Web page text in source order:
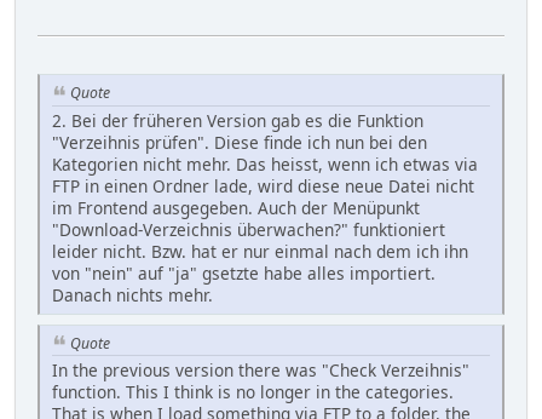
Quote
2. Bei der früheren Version gab es die Funktion
"Verzeihnis prüfen". Diese finde ich nun bei den
Kategorien nicht mehr. Das heisst, wenn ich etwas via
FTP in einen Ordner lade, wird diese neue Datei nicht
im Frontend ausgegeben. Auch der Menüpunkt
"Download-Verzeichnis überwachen?" funktioniert
leider nicht. Bzw. hat er nur einmal nach dem ich ihn
von "nein" auf "ja" gsetzte habe alles importiert.
Danach nichts mehr.
Quote
In the previous version there was "Check Verzeihnis"
function. This I think is no longer in the categories.
That is when I load something via FTP to a folder, the